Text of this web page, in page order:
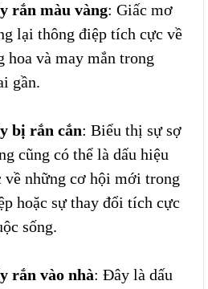
rắn màu vàng: Giấc mơ
lại thông điệp tích cực về
hoa và may mắn trong
gần.
bị rắn cắn: Biểu thị sự sợ
cũng có thể là dấu hiệu
về những cơ hội mới trong
hoặc sự thay đổi tích cực
sống.
rắn vào nhà: Đây là dấu